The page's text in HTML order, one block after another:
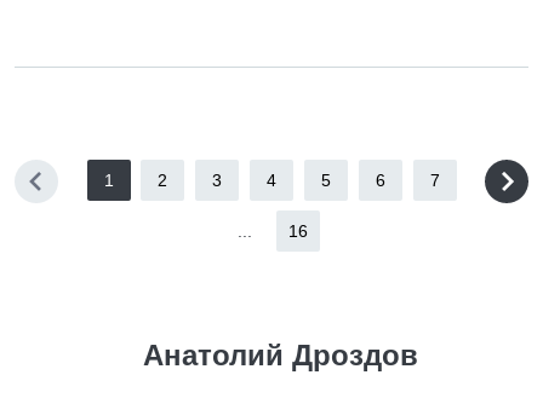
1 2 3 4 5 6 7
16
Анатолий Дроздов